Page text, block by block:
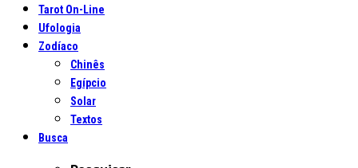
Tarot On-Line
Ufologia
Zodíaco
Chinês
Egípcio
Solar
Textos
Busca